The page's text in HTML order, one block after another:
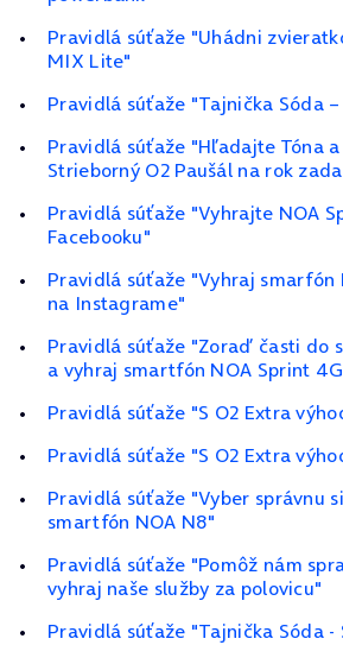
Pravidlá súťaže "Uhádni
MIX Lite"
Pravidlá súťaže "Tajnička Sóda
Pravidlá súťaže "Hľadajte Tóna
Strieborný O2 Paušál na rok
Pravidlá súťaže "Vyhrajte NOA
Facebooku"
Pravidlá súťaže "Vyhraj
na Instagrame"
Pravidlá súťaže "Zoraď časti do
a vyhraj smartfón NOA Sprint
Pravidlá súťaže "S O2 Extra
Pravidlá súťaže "S O2 Extra
Pravidlá súťaže "Vyber správnu
smartfón NOA N8"
Pravidlá súťaže "Pomôž nám
vyhraj naše služby za polovicu"
Pravidlá súťaže "Tajnička Sóda -